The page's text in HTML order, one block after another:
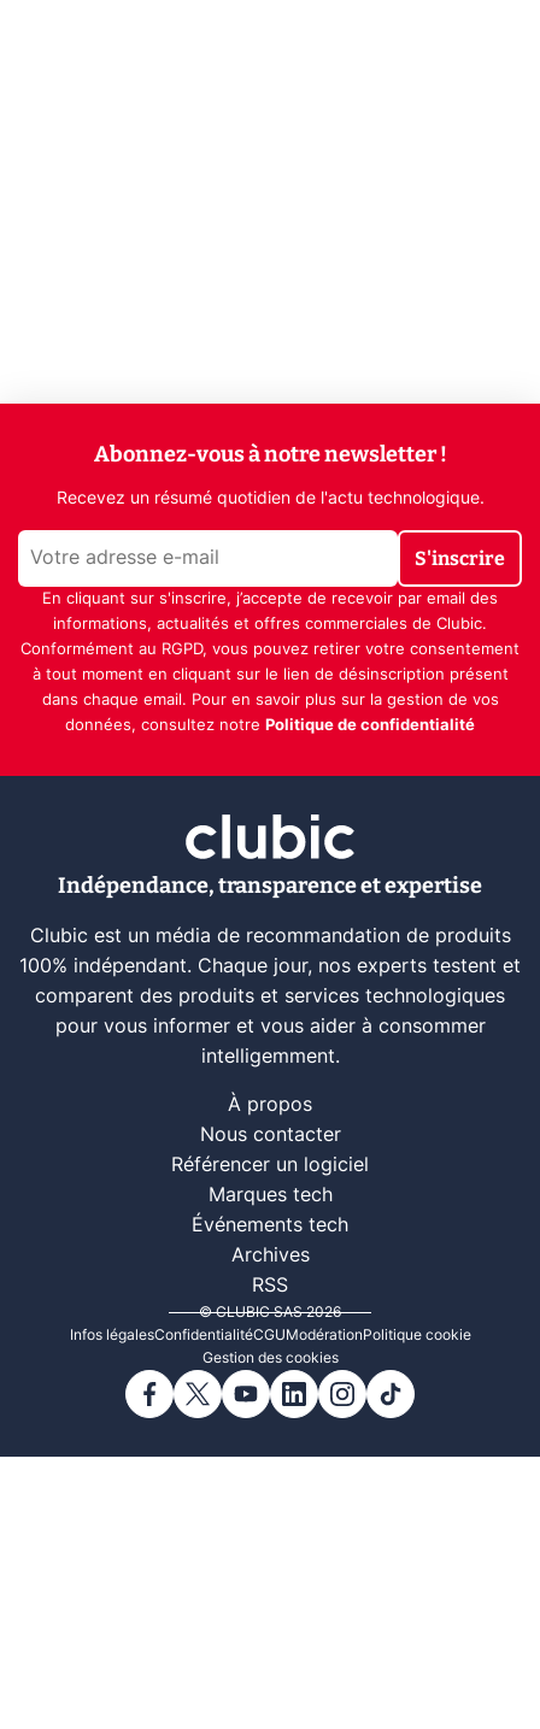
Abonnez-vous à notre newsletter !
Recevez un résumé quotidien de l'actu technologique.
S'inscrire
En cliquant sur s'inscrire, j’accepte de recevoir par email des
informations, actualités et offres commerciales de Clubic.
Conformément au RGPD, vous pouvez retirer votre consentement
à tout moment en cliquant sur le lien de désinscription présent
dans chaque email. Pour en savoir plus sur la gestion de vos
données, consultez notre Politique de confidentialité
Indépendance, transparence et expertise
Clubic est un média de recommandation de produits
100% indépendant. Chaque jour, nos experts testent et
comparent des produits et services technologiques
pour vous informer et vous aider à consommer
intelligemment.
À propos
Nous contacter
Référencer un logiciel
Marques tech
Événements tech
Archives
RSS
© CLUBIC SAS 2026
Infos légalesConfidentialitéCGUModérationPolitique cookie
Gestion des cookies